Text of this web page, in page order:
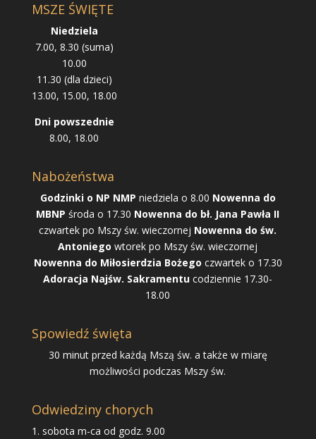
MSZE ŚWIĘTE
Niedziela
7.00, 8.30 (suma)
10.00
11.30 (dla dzieci)
13.00, 15.00, 18.00
Dni powszednie
8.00, 18.00
Nabożeństwa
Godzinki o NP NMP niedziela o 8.00 Nowenna do
MBNP środa o 17.30 Nowenna do bł. Jana Pawła II
czwartek po Mszy św. wieczornej Nowenna do św.
Antoniegowtorek po Mszy św. wieczornej
Nowenna do Miłosierdzia Bożego czwartek o 17.30
Adoracja Najśw. Sakramentucodziennie 17.30-
18.00
Spowiedź święta
30 minut przed każdą Mszą św. a także w miarę
możliwości podczas Mszy św.
Odwiedziny chorych
1. sobota m-ca od godz. 9.00